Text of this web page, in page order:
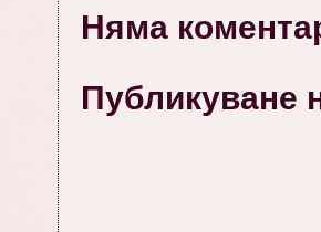
Няма
Публикуване